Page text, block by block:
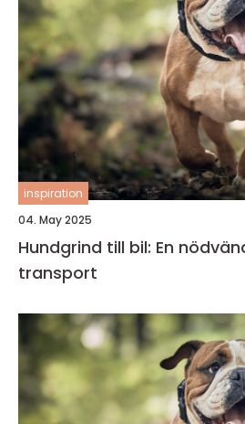
inspiration
04. May 2025
Hundgrind till bil: En
transport